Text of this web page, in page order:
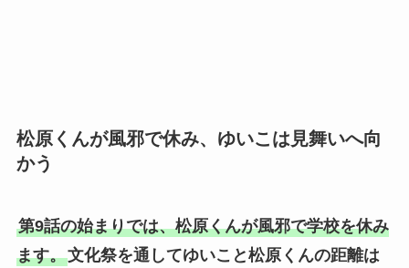
松原くんが風邪で休み、ゆいこは見舞いへ向
かう
第9話の始まりでは、松原くんが風邪で学校を休み
ます。文化祭を通してゆいこと松原くんの距離は